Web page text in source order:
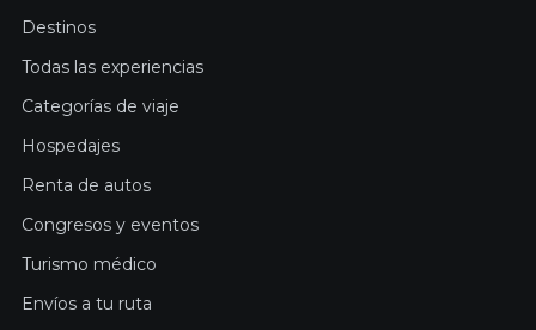
Destinos
Todas las experiencias
Categorías de viaje
Hospedajes
Renta de autos
Congresos y eventos
Turismo médico
Envíos a tu ruta